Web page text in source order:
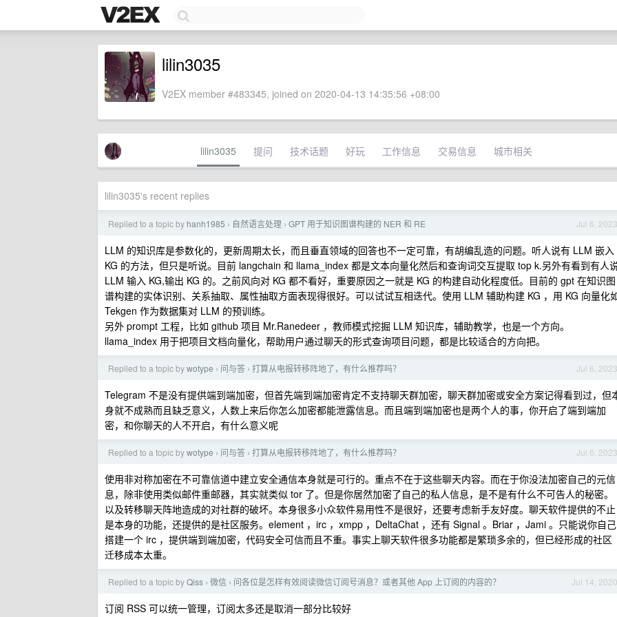
lilin3035
V2EX member #483345, joined on 2020-04-13 14:35:56 +08:00
lilin3035 提问 技术话题 好玩 工作信息 交易信息 城市相关
lilin3035's recent replies
Jul 6, 2023
Replied to a topic by hanh1985 › 自然语言处理 › GPT 用于知识图谱构建的 NER 和 RE
LLM 的知识库是参数化的，更新周期太长，而且垂直领域的回答也不一定可靠，有胡编乱造的问题。听人说有 LLM 嵌入
KG 的方法，但只是听说。目前 langchain 和 llama_index 都是文本向量化然后和查询词交互提取 top k.另外有看到有人
LLM 输入 KG,输出 KG 的。之前风向对 KG 都不看好，重要原因之一就是 KG 的构建自动化程度低。目前的 gpt 在知识图
谱构建的实体识别、关系抽取、属性抽取方面表现得很好。可以试试互相迭代。使用 LLM 辅助构建 KG ，用 KG 向量化
Tekgen 作为数据集对 LLM 的预训练。
另外 prompt 工程，比如 github 项目 Mr.Ranedeer ，教师模式挖掘 LLM 知识库，辅助教学，也是一个方向。
llama_index 用于把项目文档向量化，帮助用户通过聊天的形式查询项目问题，都是比较适合的方向把。
Jul 6, 2023
Replied to a topic bywotype › 问与答 › 打算从电报转移阵地了，有什么推荐吗？
Telegram 不是没有提供端到端加密，但首先端到端加密肯定不支持聊天群加密，聊天群加密或安全方案记得看到过，但
身就不成熟而且缺乏意义，人数上来后你怎么加密都能泄露信息。而且端到端加密也是两个人的事，你开启了端到端加
密，和你聊天的人不开启，有什么意义呢
Jul 6, 2023
Replied to a topic bywotype › 问与答 › 打算从电报转移阵地了，有什么推荐吗？
使用非对称加密在不可靠信道中建立安全通信本身就是可行的。重点不在于这些聊天内容。而在于你没法加密自己的元信
息，除非使用类似邮件重邮器，其实就类似 tor 了。但是你居然加密了自己的私人信息，是不是有什么不可告人的秘密。
以及转移聊天阵地造成的对社群的破坏。本身很多小众软件易用性不是很好，还要考虑新手友好度。聊天软件提供的不止
是本身的功能，还提供的是社区服务。element ，irc ，xmpp ，DeltaChat ，还有 Signal 。Briar ，Jami 。只能说你自己
搭建一个 irc ，提供端到端加密，代码安全可信而且不重。事实上聊天软件很多功能都是繁琐多余的，但已经形成的社区
迁移成本太重。
Jul 14, 2020
Replied to a topic byQiss › 微信 › 问各位是怎样有效阅读微信订阅号消息？或者其他 App 上订阅的内容的？
订阅 RSS 可以统一管理，订阅太多还是取消一部分比较好